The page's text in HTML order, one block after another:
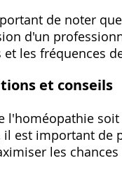
de noter
d'un
et les fréquences
et conseils
l'homéopathie
il est important de
les